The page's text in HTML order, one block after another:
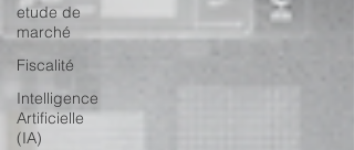
etude de
marché
Fiscalité
Intelligence
Artificielle
(IA)